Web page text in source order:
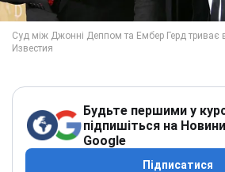
Будьте першими у
підпишіться на
Google
Підписатися